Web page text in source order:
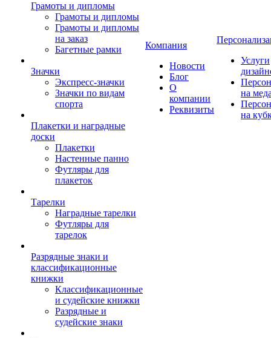
Грамоты и дипломы
Грамоты и дипломы
Грамоты и дипломы
на заказ
Багетные рамки
Значки
Экспресс-значки
Значки по видам
спорта
Плакетки и наградные
доски
Плакетки
Настенные панно
Футляры для
плакеток
Тарелки
Наградные тарелки
Футляры для
тарелок
Разрядные знаки и
классификационные
книжки
Классификационные
и судейские книжки
Разрядные и
судейские знаки
Компания
Новости
Блог
О
компании
Реквизиты
Услуги
на
на